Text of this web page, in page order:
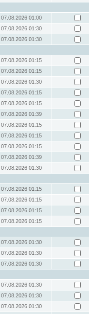
07.08.2026 01:00
07.08.2026 01:30
07.08.2026 01:30
07.08.2026 01:15
07.08.2026 01:15
07.08.2026 01:30
07.08.2026 01:15
07.08.2026 01:15
07.08.2026 01:39
07.08.2026 01:15
07.08.2026 01:15
07.08.2026 01:15
07.08.2026 01:39
07.08.2026 01:30
07.08.2026 01:15
07.08.2026 01:15
07.08.2026 01:15
07.08.2026 01:15
07.08.2026 01:30
07.08.2026 01:30
07.08.2026 01:30
07.08.2026 01:30
07.08.2026 01:30
07.08.2026 01:30